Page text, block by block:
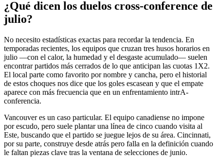
¿Qué dicen los duelos cross-conference de
julio?
No necesito estadísticas exactas para recordar la tendencia. En
temporadas recientes, los equipos que cruzan tres husos horarios en
julio —con el calor, la humedad y el desgaste acumulado— suelen
encontrar partidos más cerrados de lo que anticipan las cuotas 1X2.
El local parte como favorito por nombre y cancha, pero el historial
de estos choques nos dice que los goles escasean y que el empate
aparece con más frecuencia que en un enfrentamiento intrA-
conferencia.
Vancouver es un caso particular. El equipo canadiense no impone
por escudo, pero suele plantar una línea de cinco cuando visita al
Este, buscando que el partido se juegue lejos de su área. Cincinnati,
por su parte, construye desde atrás pero falla en la definición cuando
le faltan piezas clave tras la ventana de selecciones de junio.